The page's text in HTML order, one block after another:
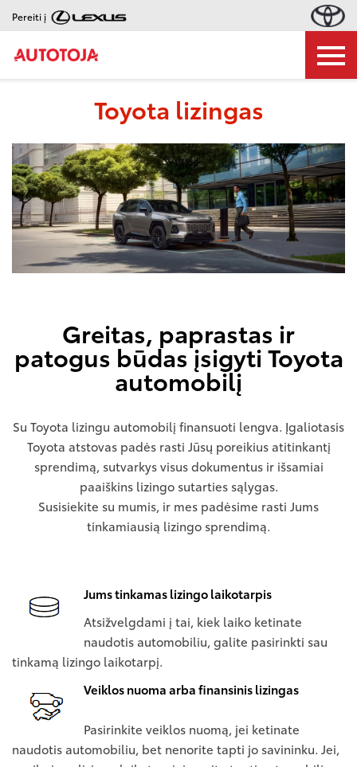
Pereiti į
Toyota lizingas
Greitas, paprastas ir
patogus būdas įsigyti Toyota
automobilį
Su Toyota lizingu automobilį finansuoti lengva. Įgaliotasis
Toyota atstovas padės rasti Jūsų poreikius atitinkantį
sprendimą, sutvarkys visus dokumentus ir išsamiai
paaiškins lizingo sutarties sąlygas.
Susisiekite su mumis, ir mes padėsime rasti Jums
tinkamiausią lizingo sprendimą.
Jums tinkamas lizingo laikotarpis
Atsižvelgdami į tai, kiek laiko ketinate
naudotis automobiliu, galite pasirinkti sau
tinkamą lizingo laikotarpį.
Veiklos nuoma arba finansinis lizingas
Pasirinkite veiklos nuomą, jei ketinate
naudotis automobiliu, bet nenorite tapti jo savininku. Jei,